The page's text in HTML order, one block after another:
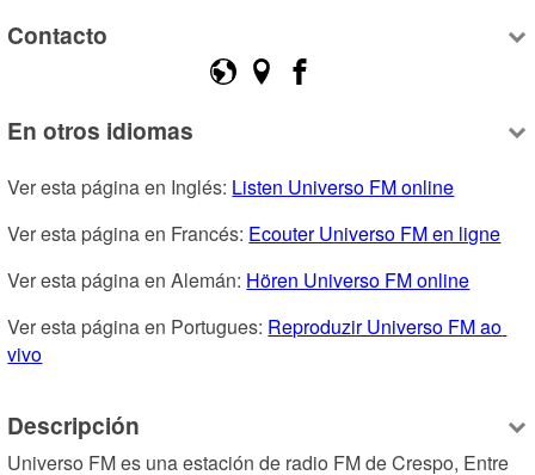
Contacto
En otros idiomas
Ver esta página en Inglés: Listen Universo FM online
Ver esta página en Francés: Ecouter Universo FM en ligne
Ver esta página en Alemán: Hören Universo FM online
Ver esta página en Portugues: Reproduzir Universo FM ao
vivo
Descripción
Universo FM es una estación de radio FM de Crespo, Entre